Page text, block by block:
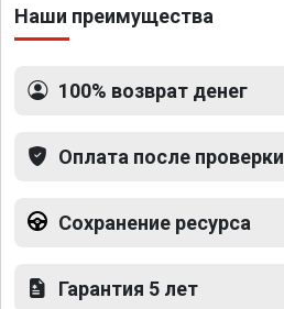
Наши преимущества
100% возврат денег
Оплата после проверки
Сохранение ресурса
Гарантия 5 лет